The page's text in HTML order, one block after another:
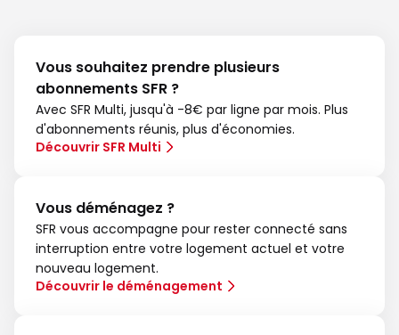
Vous souhaitez prendre plusieurs
abonnements SFR ?
Avec SFR Multi, jusqu'à -8€ par ligne par mois. Plus
d'abonnements réunis, plus d'économies.
Découvrir SFR Multi
Vous déménagez ?
SFR vous accompagne pour rester connecté sans
interruption entre votre logement actuel et votre
nouveau logement.
Découvrir le déménagement